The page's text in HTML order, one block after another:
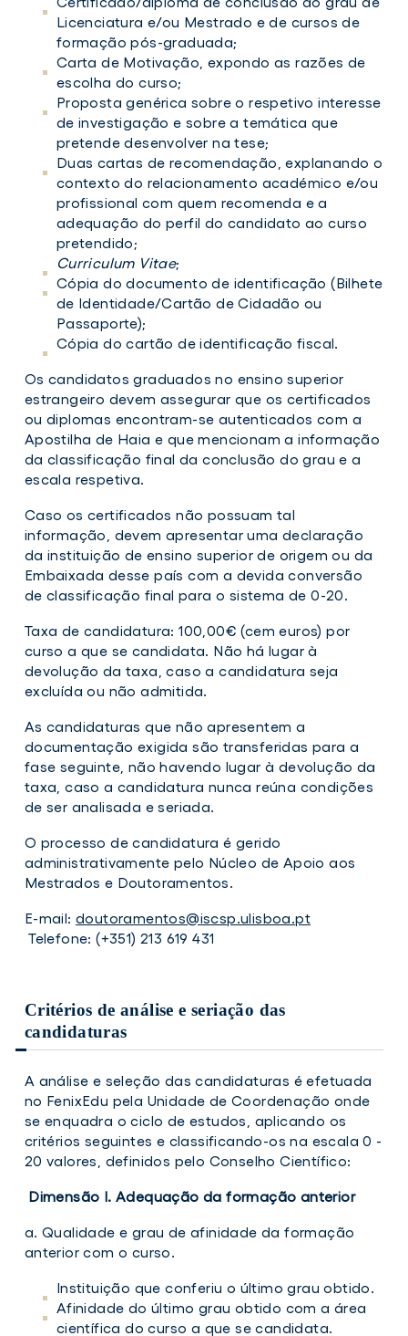
Licenciatura e/ou Mestrado e de cursos de
formação pós-graduada;
Carta de Motivação, expondo as razões de
escolha do curso;
Proposta genérica sobre o respetivo interesse
de investigação e sobre a temática que
pretende desenvolver na tese;
Duas cartas de recomendação, explanando o
contexto do relacionamento académico e/ou
profissional com quem recomenda e a
adequação do perfil do candidato ao curso
pretendido;
Curriculum Vitae;
Cópia do documento de identificação (Bilhete
de Identidade/Cartão de Cidadão ou
Passaporte);
Cópia do cartão de identificação fiscal.
Os candidatos graduados no ensino superior
estrangeiro devem assegurar que os certificados
ou diplomas encontram-se autenticados com a
Apostilha de Haia e que mencionam a informação
da classificação final da conclusão do grau e a
escala respetiva.
Caso os certificados não possuam tal
informação, devem apresentar uma declaração
da instituição de ensino superior de origem ou da
Embaixada desse país com a devida conversão
de classificação final para o sistema de 0-20.
Taxa de candidatura: 100,00€ (cem euros) por
curso a que se candidata. Não há lugar à
devolução da taxa, caso a candidatura seja
excluída ou não admitida.
As candidaturas que não apresentem a
documentação exigida são transferidas para a
fase seguinte, não havendo lugar à devolução da
taxa, caso a candidatura nunca reúna condições
de ser analisada e seriada.
O processo de candidatura é gerido
administrativamente pelo Núcleo de Apoio aos
Mestrados e Doutoramentos.
E-mail:doutoramentos@iscsp.ulisboa.pt
Telefone: (+351) 213 619 431
Critérios de análise e seriação das
candidaturas
A análise e seleção das candidaturas é efetuada
no FenixEdu pela Unidade de Coordenação onde
se enquadra o ciclo de estudos, aplicando os
critérios seguintes e classificando-os na escala 0 -
20 valores, definidos pelo Conselho Científico:
Dimensão I. Adequação da formação anterior
a. Qualidade e grau de afinidade da formação
anterior com o curso.
Instituição que conferiu o último grau obtido.
Afinidade do último grau obtido com a área
científica do curso a que se candidata.